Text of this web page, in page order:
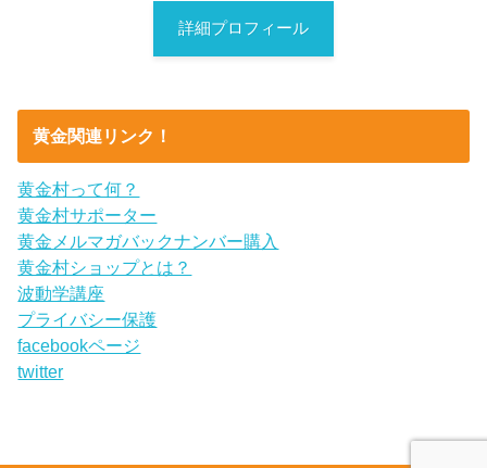
詳細プロフィール
黄金関連リンク！
黄金村って何？
黄金村サポーター
黄金メルマガバックナンバー購入
黄金村ショップとは？
波動学講座
プライバシー保護
facebookページ
twitter